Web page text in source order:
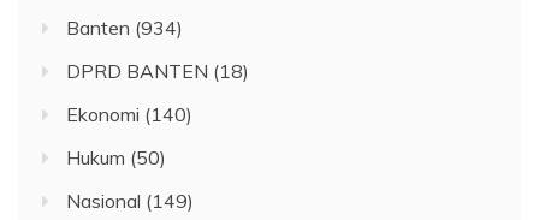
Banten (934)
DPRD BANTEN (18)
Ekonomi (140)
Hukum (50)
Nasional (149)